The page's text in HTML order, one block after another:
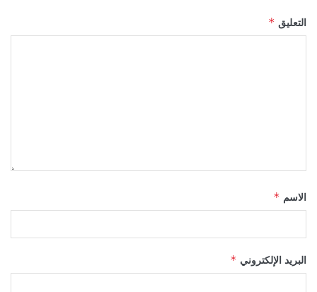
التعليق *
الاسم *
البريد الإلكتروني *